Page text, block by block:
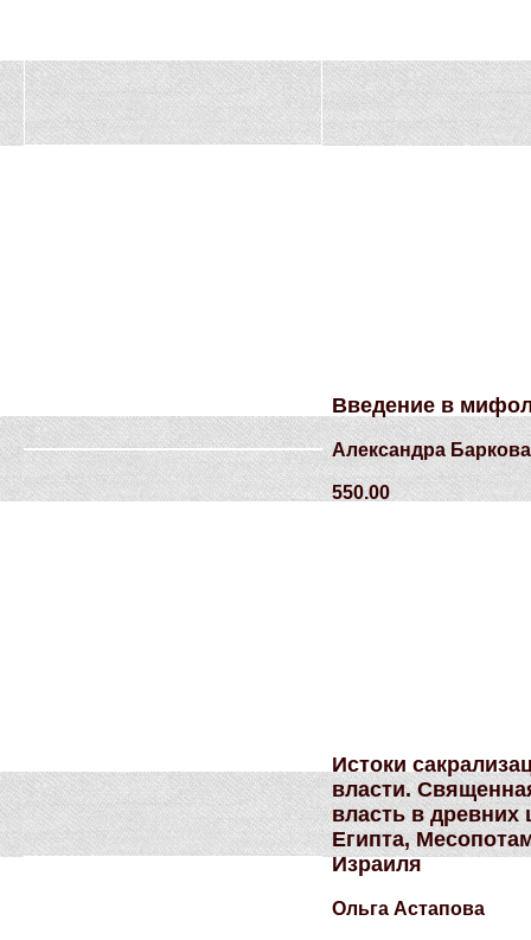
Введение в
Александра Баркова
550.00
Истоки
власти.
власть в древних
Египта,
Израиля
Ольга Астапова